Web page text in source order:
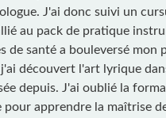
J'ai donc suivi un
au pack de pratique
de santé a bouleversé mon
j'ai découvert l'art lyrique
depuis. J'ai oublié la
pour apprendre la maîtrise